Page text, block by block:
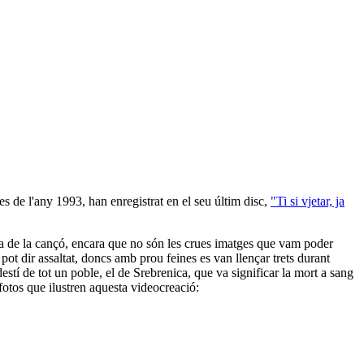
de l'any 1993, han enregistrat en el seu últim disc, "Ti si vjetar, ja
la cançó, encara que no són les crues imatges que vam poder
dir assaltat, doncs amb prou feines es van llençar trets durant
de tot un poble, el de Srebrenica, que va significar la mort a sang
que ilustren aquesta videocreació: